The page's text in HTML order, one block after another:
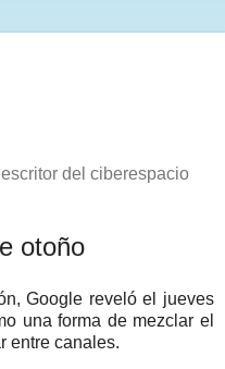
del ciberespacio
otoño
Google reveló el jueves
una forma de mezclar el
entre canales.